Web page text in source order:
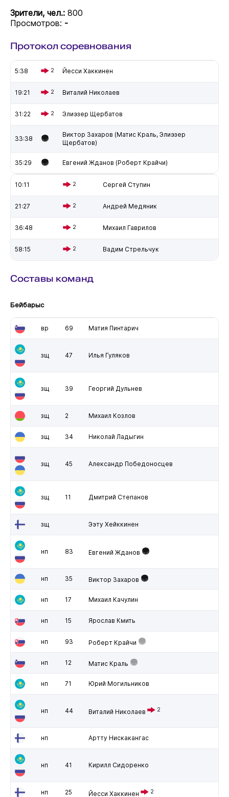
Зрители, чел.: 800
Просмотров: -
Протокол соревнования
5:38 2 Йесси Хаккинен
19:21 2 Виталий Николаев
31:22 2 Элиэзер Щербатов
33:38
Виктор Захаров (Матис Краль, Элиэзер
Щербатов)
35:29 Евгений Жданов (Роберт Крайчи)
10:11 2 Сергей Ступин
21:27 2 Андрей Медяник
36:48 2 Михаил Гаврилов
58:15 2 Вадим Стрельчук
Составы команд
Бейбарыс
вр 69 Матия Пинтарич
зщ 47 Илья Гуляков
зщ 39 Георгий Дульнев
зщ 2 Михаил Козлов
зщ 34 Николай Ладыгин
зщ 45 Александр Победоносцев
зщ 11 Дмитрий Степанов
зщ Ээту Хейккинен
нп 83 Евгений Жданов
нп 35 Виктор Захаров
нп 17 Михаил Качулин
нп 15 Ярослав Кмить
нп 93 Роберт Крайчи
нп 12 Матис Краль
нп 71 Юрий Могильников
нп 44 Виталий Николаев 2
нп Артту Нискакангас
нп 41 Кирилл Сидоренко
нп 25 Йесси Хаккинен 2